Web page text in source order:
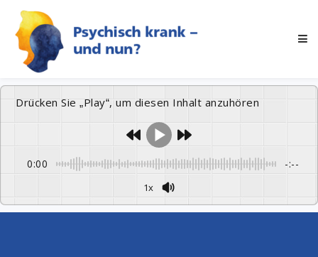
Drücken Sie „Play“, um diesen Inhalt anzuhören
0:00 -:--
1x